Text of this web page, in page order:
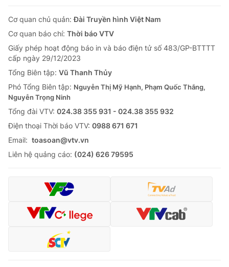
Cơ quan chủ quản:Đài Truyền hình Việt Nam
Cơ quan báo chí: Thời báo VTV
Giấy phép hoạt động báo in và báo điện tử số 483/GP-BTTTT
cấp ngày 29/12/2023
Tổng Biên tập: Vũ Thanh Thủy
Phó Tổng Biên tập: Nguyễn Thị Mỹ Hạnh, Phạm Quốc Thắng,
Nguyễn Trọng Ninh
Tổng đài VTV: 024.38 355 931 - 024.38 355 932
Ðiện thoại Thời báo VTV: 0988 671 671
Email: toasoan@vtv.vn
Liên hệ quảng cáo: (024) 626 79595